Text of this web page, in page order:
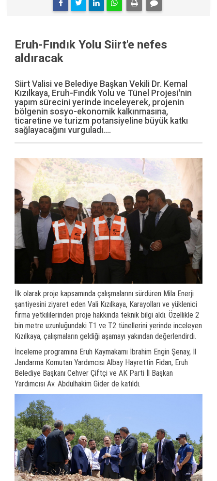
Eruh-Fındık Yolu Siirt'e nefes
aldıracak
Siirt Valisi ve Belediye Başkan Vekili Dr. Kemal
Kızılkaya, Eruh-Fındık Yolu ve Tünel Projesi'nin
yapım sürecini yerinde inceleyerek, projenin
bölgenin sosyo-ekonomik kalkınmasına,
ticaretine ve turizm potansiyeline büyük katkı
sağlayacağını vurguladı....
İlk olarak proje kapsamında çalışmalarını sürdüren Mila Enerji
şantiyesini ziyaret eden Vali Kızılkaya, Karayolları ve yüklenici
firma yetkililerinden proje hakkında teknik bilgi aldı. Özellikle 2
bin metre uzunluğundaki T1 ve T2 tünellerini yerinde inceleyen
Kızılkaya, çalışmaların geldiği aşamayı yakından değerlendirdi.
İnceleme programına Eruh Kaymakamı İbrahim Engin Şenay, İl
Jandarma Komutan Yardımcısı Albay Hayrettin Fidan, Eruh
Belediye Başkanı Cehver Çiftçi ve AK Parti İl Başkan
Yardımcısı Av. Abdulhakim Gider de katıldı.